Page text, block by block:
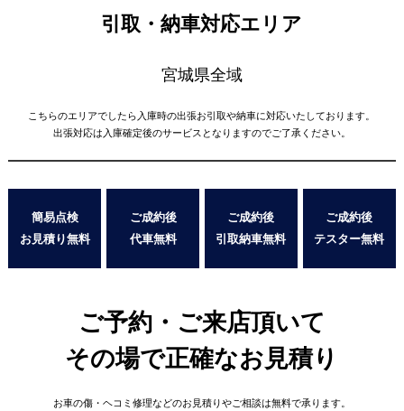
引取・納車対応エリア
宮城県全域
こちらのエリアでしたら入庫時の出張お引取や納車に対応いたしております。
出張対応は入庫確定後のサービスとなりますのでご了承ください。
簡易点検
お見積り無料
ご成約後
代車無料
ご成約後
引取納車無料
ご成約後
テスター無料
ご予約・ご来店頂いて
その場で正確なお見積り
お車の傷・ヘコミ修理などのお見積りやご相談は無料で承ります。